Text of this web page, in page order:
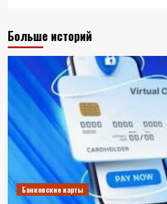
Больше историй
Банковские карты